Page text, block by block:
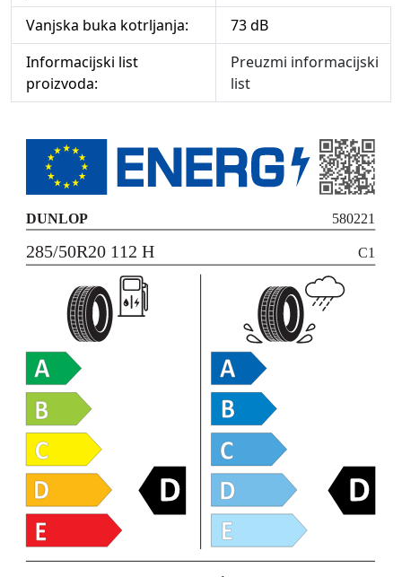
Vanjska buka kotrljanja:
73 dB
Informacijski list
proizvoda:
Preuzmi informacijski
list